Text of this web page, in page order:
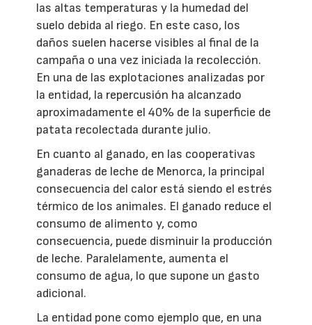
las altas temperaturas y la humedad del
suelo debida al riego. En este caso, los
daños suelen hacerse visibles al final de la
campaña o una vez iniciada la recolección.
En una de las explotaciones analizadas por
la entidad, la repercusión ha alcanzado
aproximadamente el 40% de la superficie de
patata recolectada durante julio.
En cuanto al ganado, en las cooperativas
ganaderas de leche de Menorca, la principal
consecuencia del calor está siendo el estrés
térmico de los animales. El ganado reduce el
consumo de alimento y, como
consecuencia, puede disminuir la producción
de leche. Paralelamente, aumenta el
consumo de agua, lo que supone un gasto
adicional.
La entidad pone como ejemplo que, en una